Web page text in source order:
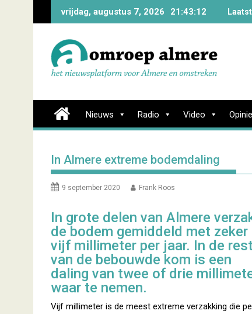
vrijdag, augustus 7, 2026 21:43:13
Nieuws Radio Video Opinie
In Almere extreme bodemdaling
9 september 2020 Frank Roos
In grote delen van Almere
de bodem gemiddeld met zeker
vijf millimeter per jaar. In de rest
van de bebouwde kom is een
daling van twee of drie
waar te nemen.
Vijf millimeter is de meest extreme verzakking die